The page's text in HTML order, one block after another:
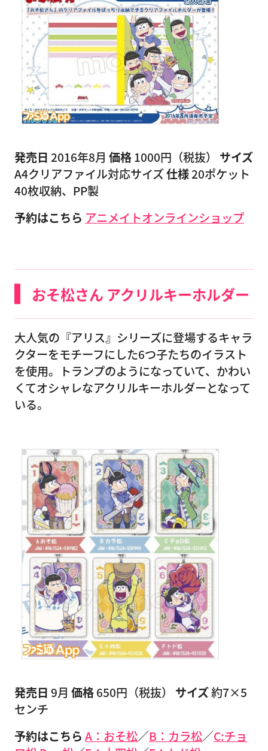
発売日 2016年8月 価格1000円（税抜） サイズ
A4クリアファイル対応サイズ仕様20ポケット
40枚収納、PP製
予約はこちら アニメイトオンラインショップ
おそ松さん アクリルキーホルダー
大人気の『アリス』シリーズに登場するキャラ
クターをモチーフにした6つ子たちのイラスト
を使用。トランプのようになっていて、かわい
くてオシャレなアクリルキーホルダーとなって
いる。
発売日 9月 価格650円（税抜） サイズ約7×5
センチ
予約はこちら A：おそ松／B：カラ松／C:チョ